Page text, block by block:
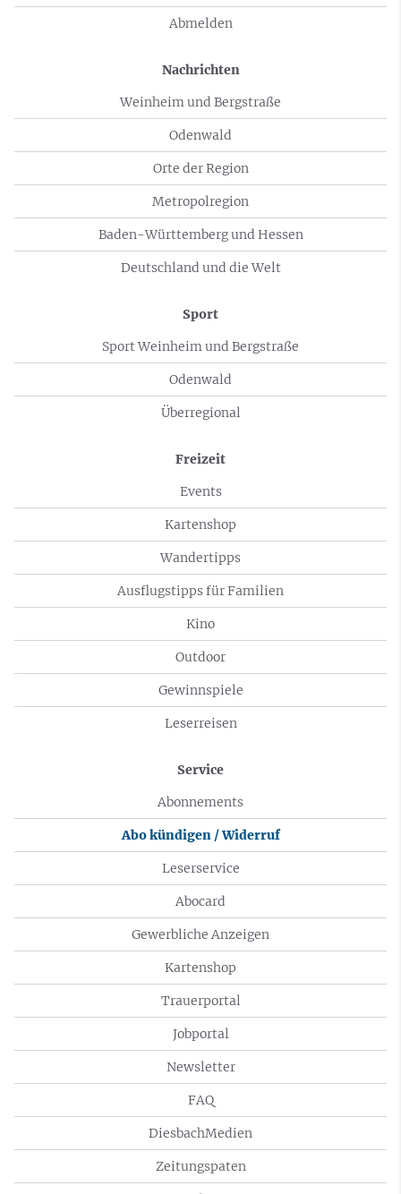
Abmelden
Nachrichten
Weinheim und Bergstraße
Odenwald
Orte der Region
Metropolregion
Baden-Württemberg und Hessen
Deutschland und die Welt
Sport
Sport Weinheim und Bergstraße
Odenwald
Überregional
Freizeit
Events
Kartenshop
Wandertipps
Ausflugstipps für Familien
Kino
Outdoor
Gewinnspiele
Leserreisen
Service
Abonnements
Abo kündigen / Widerruf
Leserservice
Abocard
Gewerbliche Anzeigen
Kartenshop
Trauerportal
Jobportal
Newsletter
FAQ
DiesbachMedien
Zeitungspaten